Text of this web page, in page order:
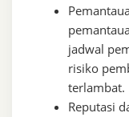
jadwal
risiko
terlambat.
Reputasi